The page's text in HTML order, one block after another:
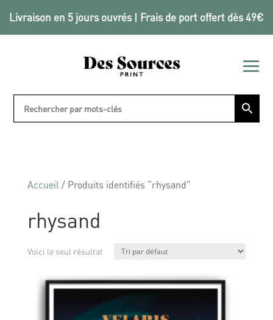
Livraison en 5 jours ouvrés | Frais de port offert dès 49€
Accueil / Produits identifiés “rhysand”
rhysand
Voici le seul résultat